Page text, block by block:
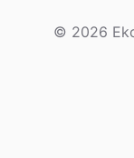
© 2026